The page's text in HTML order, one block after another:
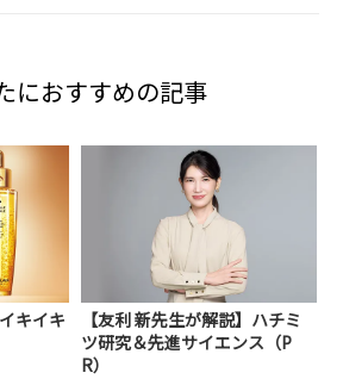
におすすめの記事
キイキ
【友利 新先生が解説】ハチミ
ツ研究＆先進サイエンス（P
R）